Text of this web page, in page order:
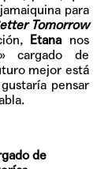
para
Tomorrow
Etana nos
cargado de
mejor está
pensar
de